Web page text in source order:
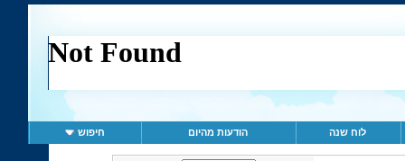
לוח שנה הודעות מהיום חיפוש